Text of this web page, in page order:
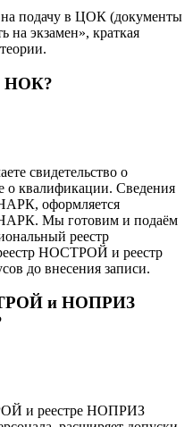
на подачу в ЦОК (документы
на экзамен», краткая
НОК?
свидетельство о
квалификации. Сведения
оформляется
НАРК. Мы готовим и подаём
реестр
НОСТРОЙ и реестр
до внесения записи.
и НОПРИЗ
и реестре НОПРИЗ